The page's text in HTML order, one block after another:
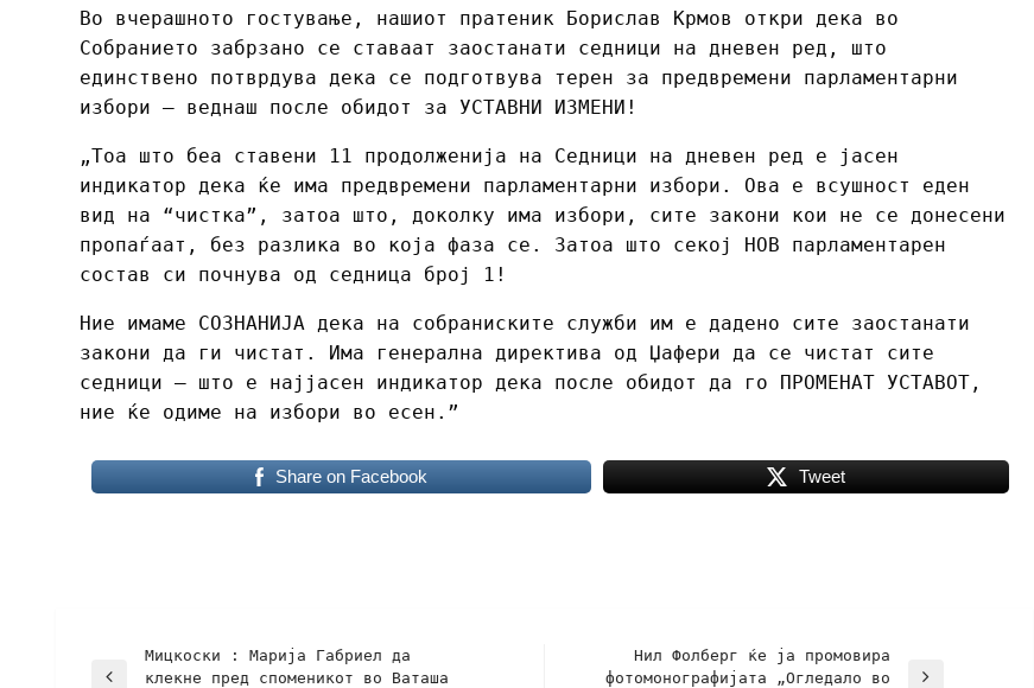
Во вчерашното гостување, нашиот пратеник Борислав Крмов откри дека во
Собранието забрзано се ставаат заостанати седници на дневен ред, што
единствено потврдува дека се подготвува терен за предвремени парламентарни
избори – веднаш после обидот за УСТАВНИ ИЗМЕНИ!
„Тоа што беа ставени 11 продолженија на Седници на дневен ред е јасен
индикатор дека ќе има предвремени парламентарни избори. Ова е всушност еден
вид на “чистка”, затоа што, доколку има избори, сите закони кои не се донесени
пропаѓаат, без разлика во која фаза се. Затоа што секој НОВ парламентарен
состав си почнува од седница број 1!
Ние имаме СОЗНАНИЈА дека на собраниските служби им е дадено сите заостанати
закони да ги чистат. Има генерална директива од Џафери да се чистат сите
седници – што е најјасен индикатор дека после обидот да го ПРОМЕНАТ УСТАВОТ,
ние ќе одиме на избори во есен.”
Share on Facebook Tweet
Мицкоски : Марија Габриел да
клекне пред споменикот во Ваташа
Нил Фолберг ќе ја промовира
фотомонографијата „Огледало во